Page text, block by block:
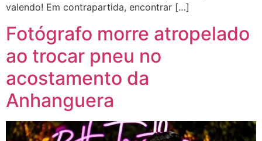
valendo! Em contrapartida, encontrar […]
Fotógrafo morre atropelado
ao trocar pneu no
acostamento da
Anhanguera